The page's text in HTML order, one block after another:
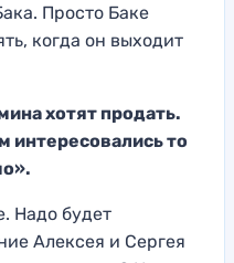
Просто Баке
когда он выходит
хотят продать.
то
Надо будет
Алексея и Сергея